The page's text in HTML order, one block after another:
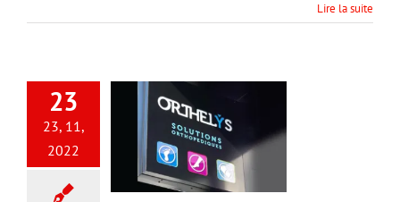
Lire la suite
23
23, 11,
2022